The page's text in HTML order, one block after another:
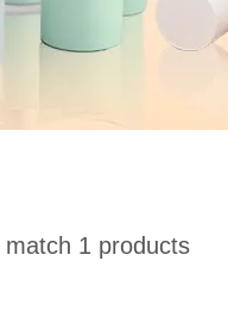
match 1 products